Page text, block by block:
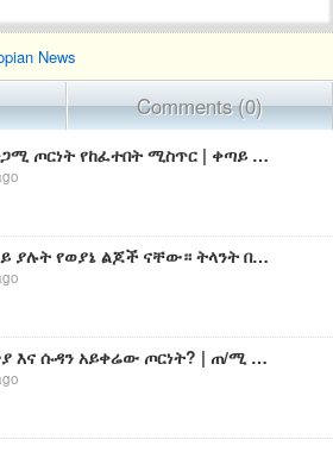
News
Comments (0)
ወያኔ በድጋሚ ጦርነት የከፈተበት ሚስጥር | ቀጣይ የህወሓት እንቅስቃሴ እና ስትራቴጂ | ጠ/ሚ አብይ ያጋለጡት የውጭ ሀገራቱ የተመሳጠሩበት ሴራ
ስልጣን ላይ ያሉት የወያኔ ልጆች ናቸው። ትላንት በጋራ ጦርነት አውጀዋል። ከባድ አደጋ ተደቅኗል'' አቶ አንዳርጋቸው ጽጌ
የኢትዮጵያ እና ሱዳን አይቀሬው ጦርነት? | ጠ/ሚ አብይ እና ኢሳያስ የመከሩበት ጥብቅ ሚስጥር | የህወሓት አጣዬ የመግባት ሩጫ ሚስጥር